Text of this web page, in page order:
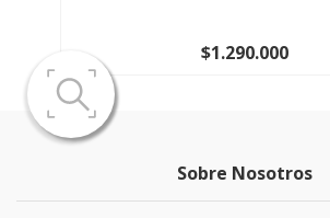
$1.290.000
Sobre Nosotros